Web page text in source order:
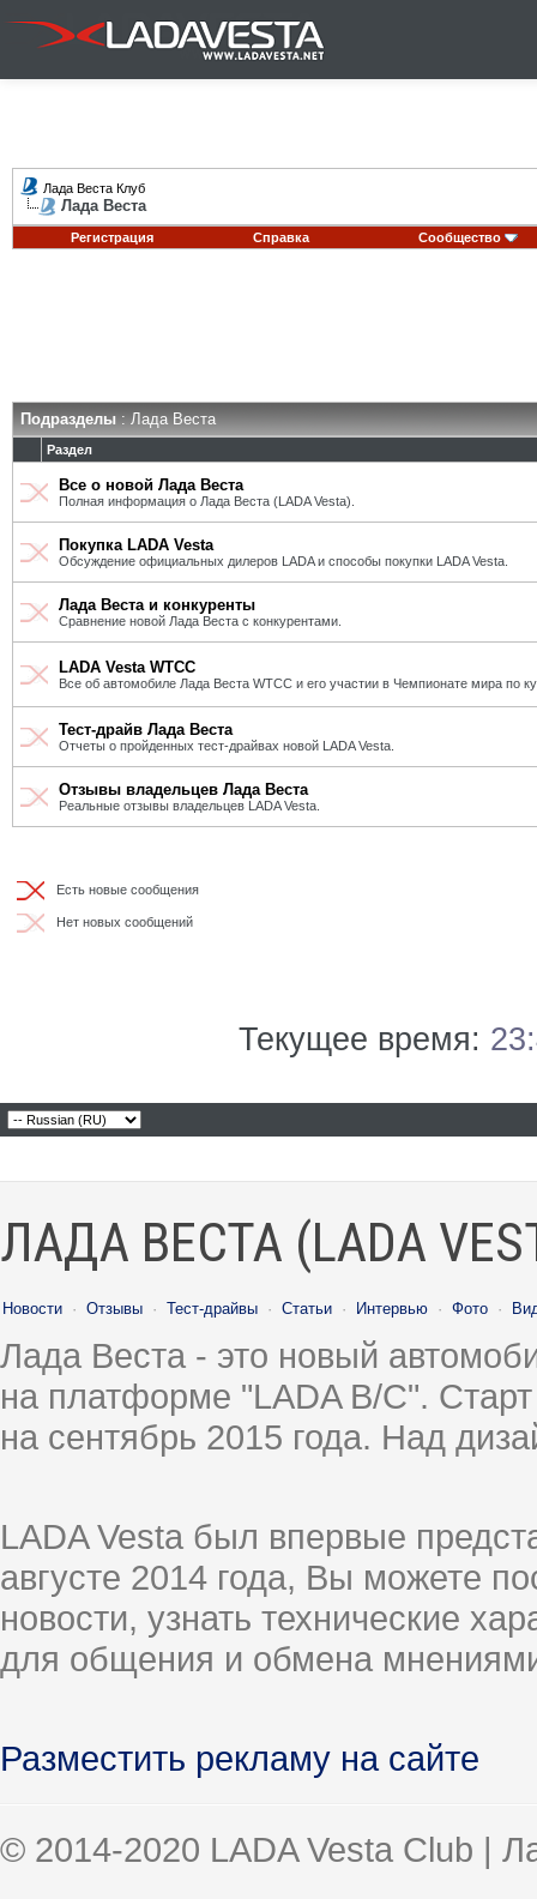
Лада Веста Клуб
Лада Веста
Регистрация Справка Сообщество
Подразделы: Лада Веста
Раздел
Все о новой Лада Веста
Полная информация о Лада Веста (LADA Vesta).
Покупка LADA Vesta
Обсуждение официальных дилеров LADA и способы покупки LADA Vesta.
Лада Веста и конкуренты
Сравнение новой Лада Веста с конкурентами.
LADA Vesta WTCC
Все об автомобиле Лада Веста WTCC и его участии в Чемпионате мира по
Тест-драйв Лада Веста
Отчеты о пройденных тест-драйвах новой LADA Vesta.
Отзывы владельцев Лада Веста
Реальные отзывы владельцев LADA Vesta.
Есть новые сообщения
Нет новых сообщений
Текущее время:
ЛАДА ВЕСТА (LADA
Новости · Отзывы · Тест-драйвы · Статьи · Интервью · Фото ·
Лада Веста - это новый
на платформе "LADA B/C".
на сентябрь 2015 года. Над
LADA Vesta был впервые
августе 2014 года, Вы можете
новости, узнать технические
для общения и обмена
Разместить рекламу на сайте
© 2014-2020 LADA Vesta Club |